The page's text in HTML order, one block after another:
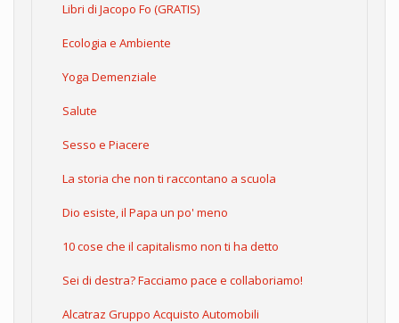
Libri di Jacopo Fo (GRATIS)
Ecologia e Ambiente
Yoga Demenziale
Salute
Sesso e Piacere
La storia che non ti raccontano a scuola
Dio esiste, il Papa un po' meno
10 cose che il capitalismo non ti ha detto
Sei di destra? Facciamo pace e collaboriamo!
Alcatraz Gruppo Acquisto Automobili